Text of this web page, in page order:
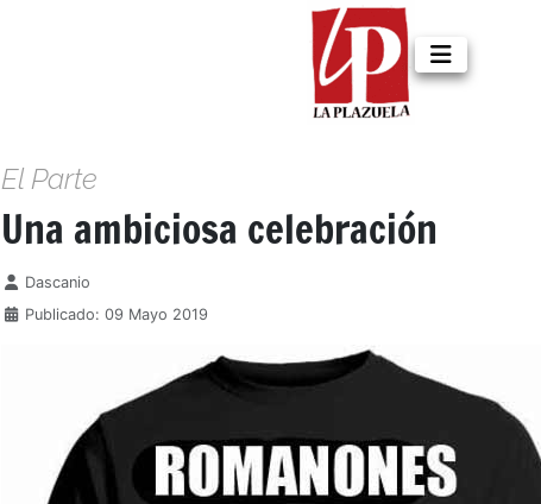
El Parte
Una ambiciosa celebración
Detalles
Dascanio
Publicado: 09 Mayo 2019